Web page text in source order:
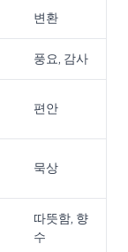
변환
풍요, 감사
편안
묵상
따뜻함, 향
수